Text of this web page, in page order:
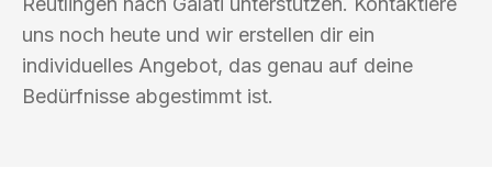
uns noch heute und wir erstellen dir ein
individuelles Angebot, das genau auf deine
Bedürfnisse abgestimmt ist.